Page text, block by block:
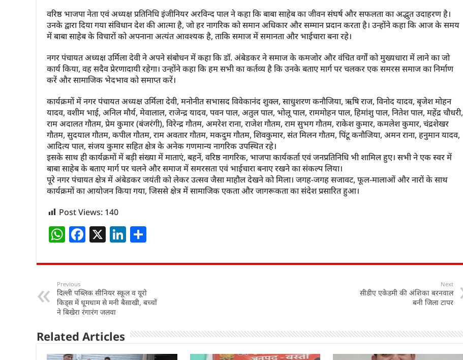
वरिष्ठ भाजपा नेता एवं अध्यक्ष प्रतिनिधि इंजीनियर अरविन्द पाल ने कहा कि बाबा साहेब का जीवन संघर्ष और सफलता का अद्भुत उदाहरण है।
उनके द्वारा दिया गया संविधान देश की आत्मा है, जो हर नागरिक को समान अधिकार और सम्मान प्रदान करता है। उन्होंने कहा कि आज के समय
में बाबा साहेब के विचारों को अपनाना अत्यंत आवश्यक है, ताकि समाज में समानता और भाईचारा बना रहे।
नगर पंचायत अध्यक्ष उर्मिला देवी ने अपने संबोधन में कहा कि डॉ. अंबेडकर ने समाज के कमजोर और वंचित वर्गों को मुख्यधारा में लाने का जो
कार्य किया, वह सदैव प्रेरणादायी रहेगा। उन्होंने कहा कि हम सभी का कर्तव्य है कि उनके बताए मार्ग पर चलकर एक समरस समाज का निर्माण
करें और सामाजिक भेदभाव को समाप्त करें।
कार्यक्रमों में नगर पंचायत अध्यक्ष उर्मिला देवी, मनोनीत सभासद विवेकानंद शुक्ल, साधुशरण कनौजिया, ऋषि राज, विनोद यादव, बृजेश मोहन
यादव, वशीम भाई, अनिल मौर्य, मेवालाल, राजेन्द्र यादव, पवन पाल, अतुल पाल, भोलू पाल, राममोहन पाल, हिमांशु पाल, नितेश पाल, महेंद्र चौधरी,
राम अदालत गौतम, प्रेम कुमार (बंजरंगी), विरेन्द्र गौतम, अमरेश राना, राजेश गौतम, राम सुभग गौतम, राकेश कुमार, कमलेश कुमार, चंद्रशेखर
गौतम, सुदयाल गौतम, कपील गौतम, राम अवतार गौतम, मकदुम गौतम, शिवकुमार, संत मिलन गौतम, पिंटू कनौजिया, अमन राना, हनुमान यादव,
आदित्य पाल, संजय कुमार सहित क्षेत्र के अनेक गणमान्य नागरिक उपस्थित रहे।
इसके साथ ही कार्यक्रमों में बड़ी संख्या में माताएं, बहनें, वरिष्ठ नागरिक, भाजपा कार्यकर्ता एवं जनप्रतिनिधि भी शामिल हुए। सभी ने एक स्वर में
बाबा साहेब के बताए मार्ग पर चलने और समाज में समरसता एवं भाईचारा बनाए रखने का संकल्प लिया।
पूरे नगर पंचायत क्षेत्र में अंबेडकर जयंती को लेकर उत्सव जैसा माहौल देखने को मिला। जगह-जगह सजावट, फूल-मालाओं और नारों के साथ
कार्यक्रमों का आयोजन किया गया, जिससे क्षेत्र में सामाजिक एकता और जागरूकता का संदेश प्रसारित हुआ।
Post Views: 140
W
at
s
A
p
p
F
c
b
o
o
k
X Li
k
dI
ar
Previous
दिल्ली पब्लिक सीनियर स्कूल व यूरो
किड्स में धूमधाम से मनी बैसाखी, बच्चों
ने बिखेरा रंगारंग जलवा
Next
सीडीए एकेडमी की अंशिका बरनवाल
बनी जिला टापर
Related Articles